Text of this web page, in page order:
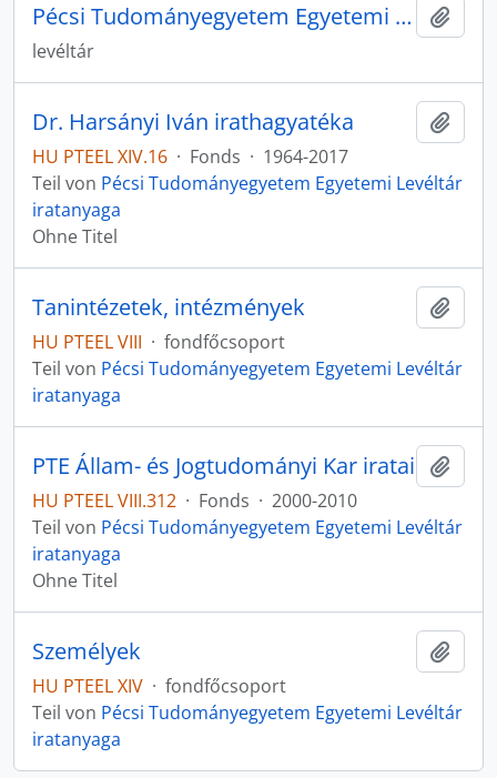
Pécsi Tudományegyetem Egyetemi Levéltár iratanyaga
levéltár
Dr. Harsányi Iván irathagyatéka
HU PTEEL XIV.16 · Fonds · 1964-2017
Teil von Pécsi Tudományegyetem Egyetemi Levéltár
iratanyaga
Ohne Titel
Tanintézetek, intézmények
HU PTEEL VIII · fondfőcsoport
Teil von Pécsi Tudományegyetem Egyetemi Levéltár
iratanyaga
PTE Állam- és Jogtudományi Kar iratai
HU PTEEL VIII.312 · Fonds · 2000-2010
Teil von Pécsi Tudományegyetem Egyetemi Levéltár
iratanyaga
Ohne Titel
Személyek
HU PTEEL XIV · fondfőcsoport
Teil von Pécsi Tudományegyetem Egyetemi Levéltár
iratanyaga